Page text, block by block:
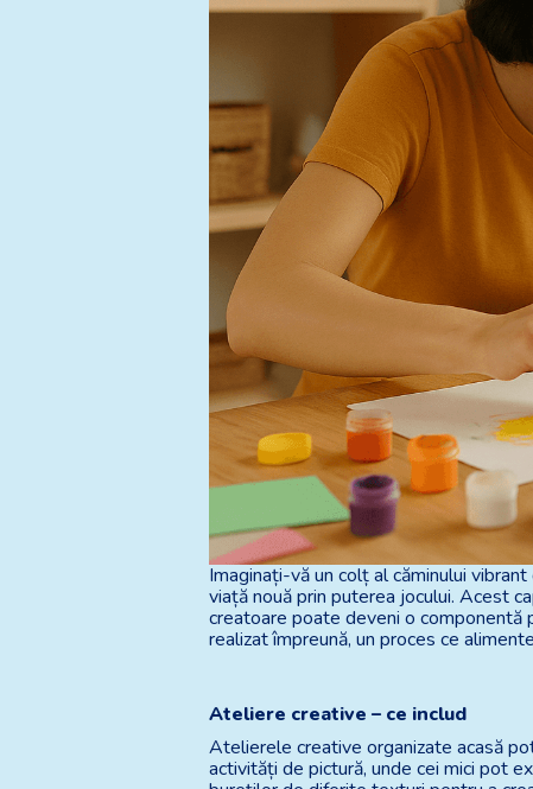
Imaginați-vă un colț al căminului
viață nouă prin puterea jocului. Acest
creatoare poate deveni o componentă
realizat împreună, un proces ce
Ateliere creative – ce includ
Atelierele creative organizate acasă
activități de pictură, unde cei mici pot